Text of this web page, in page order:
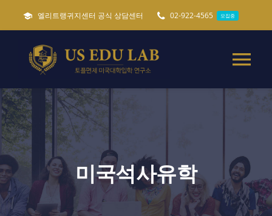
너
뛰
기
엘리트랭귀지센터 공식 상담센터 02-922-4565 모집중
미국유학준비 가이드 필독
토플면제 미국대학입학
특별 미국유학준비
미국석사유학